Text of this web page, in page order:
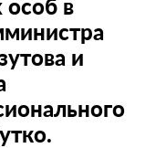
особ в
и